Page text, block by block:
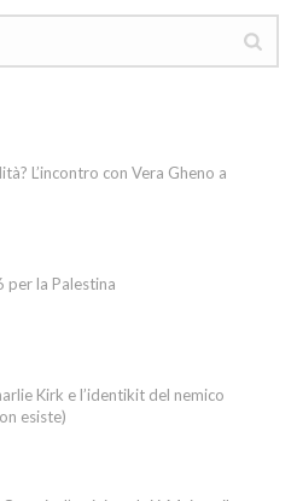
L’incontro con Vera Gheno a
per la Palestina
Kirk e l’identikit del nemico
esiste)